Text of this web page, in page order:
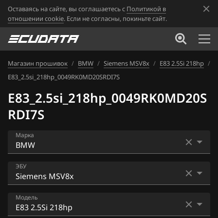
Оставаясь на сайте, вы соглашаетесь с Политикой в
отношении cookie. Если не согласны, покиньте сайт.
Магазин прошивок / BMW / Siemens MSV8x / E83 2.5Si 218hp /
E83_2.5si_218hp_0049RK0MD20SRDI7S
E83_2.5si_218hp_0049RK0MD20S
RDI7S
Марка
Acura
Alfa Romeo
ATLAS
ЭБУ
Bosch EDC16CP35
Bosch EDC17C41
Модель